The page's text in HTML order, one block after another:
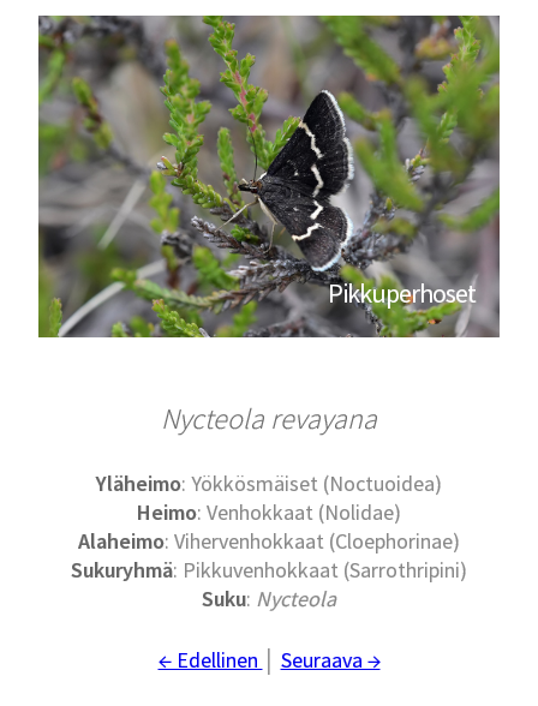
Pikkuperhoset
Nycteola revayana
Yläheimo: Yökkösmäiset (Noctuoidea)
Heimo: Venhokkaat (Nolidae)
Alaheimo: Vihervenhokkaat (Cloephorinae)
Sukuryhmä: Pikkuvenhokkaat (Sarrothripini)
Suku: Nycteola
← Edellinen Seuraava →